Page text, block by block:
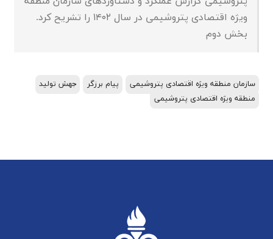
ویژه اقتصادی پتروشیمی در سال ۱۴۰۲ را تشریح کرد.
بخش دوم
سازمان منطقه ویژه اقتصادی پتروشیمی پیام برزگر
جهش تولید
منطقه ویژه اقتصادی پتروشیمی